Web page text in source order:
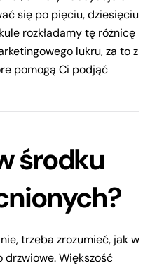
się po pięciu, dziesięciu
rozkładamy tę różnicę
lukru, za to z
pomogą Ci podjąć
środku
trzeba zrozumieć, jak w
drzwiowe. Większość